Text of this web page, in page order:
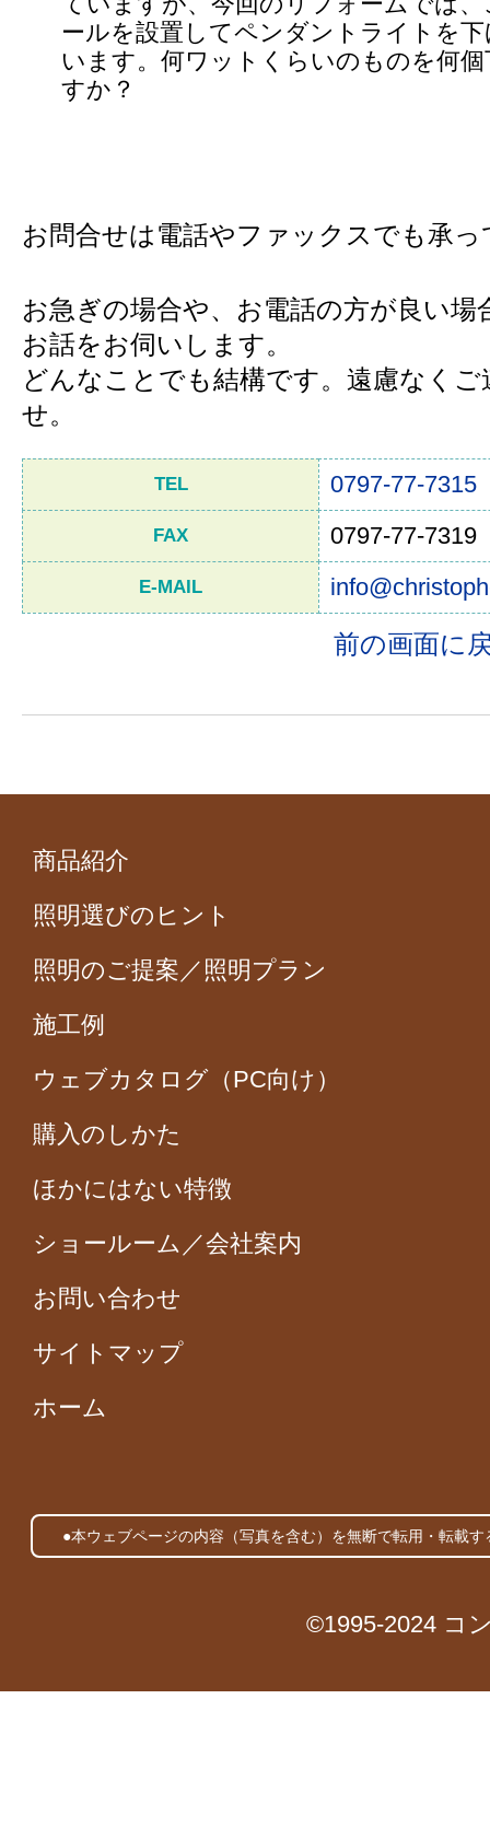
ールを設置してペンダントライトを
います。何ワットくらいのものを何
すか？
お問合せは電話やファックスでも承
お急ぎの場合や、お電話の方が良い場
お話をお伺いします。
どんなことでも結構です。遠慮なくご
せ。
TEL 0797-77-7315
FAX 0797-77-7319
E-MAIL
前の画面に
商品紹介
照明選びのヒント
照明のご提案／照明プラン
施工例
ウェブカタログ（PC向け）
購入のしかた
ほかにはない特徴
ショールーム／会社案内
お問い合わせ
サイトマップ
ホーム
●本ウェブページの内容（写真を含む）を無断で転用・転載
©1995-2024 コ